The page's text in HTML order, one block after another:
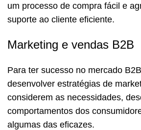
um processo de compra fácil e
suporte ao cliente eficiente.
Marketing e vendas B2B
Para ter sucesso no mercado
desenvolver estratégias de
considerem as necessidades,
comportamentos dos
algumas das eficazes.